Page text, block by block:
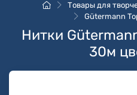
Товары для
Gütermann
Нитки
30м